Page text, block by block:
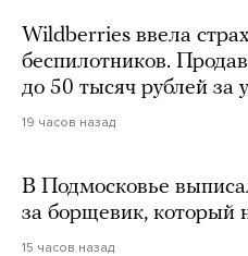
Wildberries ввела
беспилотников.
до 50 тысяч рублей за
19 часов назад
В Подмосковье
за борщевик,
15 часов назад